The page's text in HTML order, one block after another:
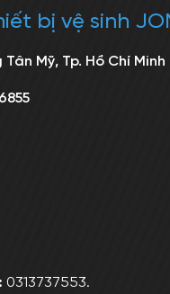
bị vệ sinh
Mỹ, Tp. Hồ Chí Minh
0313737553.